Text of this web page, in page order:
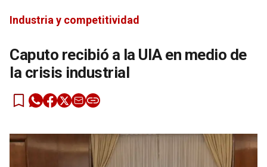
Industria y competitividad
Caputo recibió a la UIA en medio de
la crisis industrial